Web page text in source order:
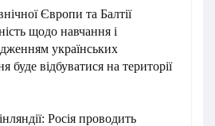
Європи та Балтії
щодо навчання і
українських
буде відбуватися на території
Росія проводить